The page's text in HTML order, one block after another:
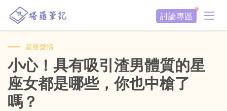
討論專區
星座愛情
小心！具有吸引渣男體質的星
座女都是哪些，你也中槍了
嗎？